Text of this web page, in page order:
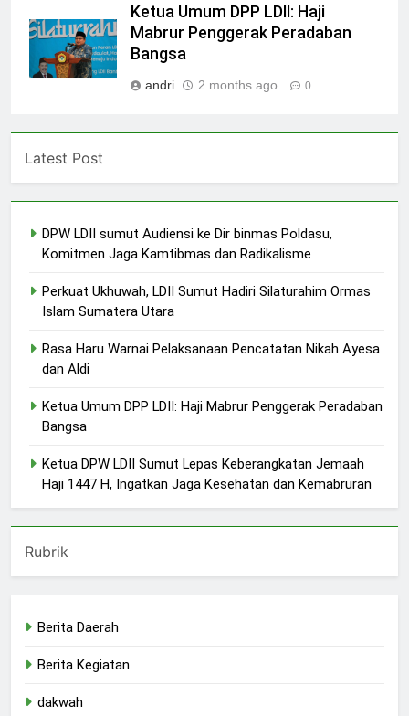
Ketua Umum DPP LDII: Haji
Mabrur Penggerak Peradaban
Bangsa
andri 2 months ago 0
Latest Post
DPW LDII sumut Audiensi ke Dir binmas Poldasu,
Komitmen Jaga Kamtibmas dan Radikalisme
Perkuat Ukhuwah, LDII Sumut Hadiri Silaturahim Ormas
Islam Sumatera Utara
Rasa Haru Warnai Pelaksanaan Pencatatan Nikah Ayesa
dan Aldi
Ketua Umum DPP LDII: Haji Mabrur Penggerak Peradaban
Bangsa
Ketua DPW LDII Sumut Lepas Keberangkatan Jemaah
Haji 1447 H, Ingatkan Jaga Kesehatan dan Kemabruran
Rubrik
Berita Daerah
Berita Kegiatan
dakwah